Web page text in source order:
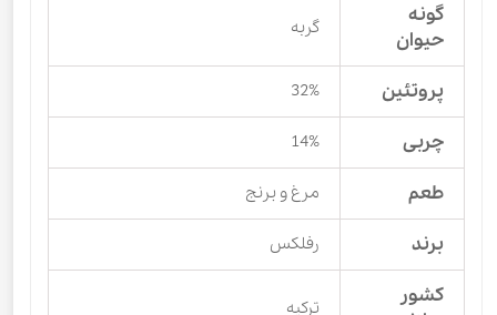
گونه
حیوان
گربه
پروتئین 32%
چربی 14%
طعم مرغ و برنج
برند رفلکس
کشور
ترکیه